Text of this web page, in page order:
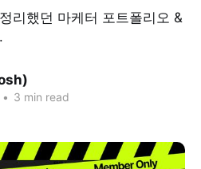
리했던 마케터 포트폴리오 &
• 3 min read